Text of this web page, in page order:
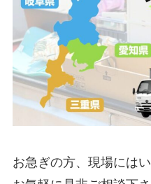
お急ぎの方、現場には